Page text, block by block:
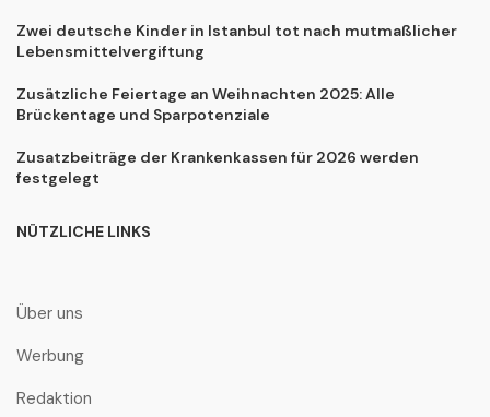
Zwei deutsche Kinder in Istanbul tot nach mutmaßlicher
Lebensmittelvergiftung
Zusätzliche Feiertage an Weihnachten 2025: Alle
Brückentage und Sparpotenziale
Zusatzbeiträge der Krankenkassen für 2026 werden
festgelegt
NÜTZLICHE LINKS
Über uns
Werbung
Redaktion